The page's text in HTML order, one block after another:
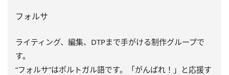
フォルサ
ライティング、編集、DTPまで手がける制作グループで
す。
“フォルサ”はポルトガル語です。「がんばれ！」と応援す